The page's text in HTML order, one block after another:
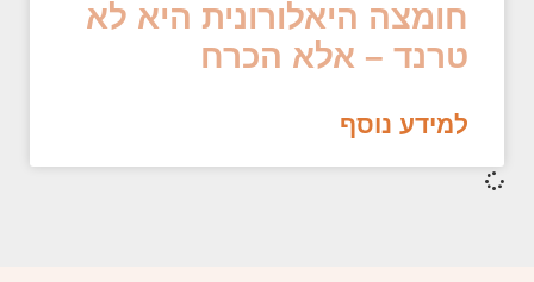
חומצה היאלורונית היא לא
טרנד – אלא הכרח
למידע נוסף